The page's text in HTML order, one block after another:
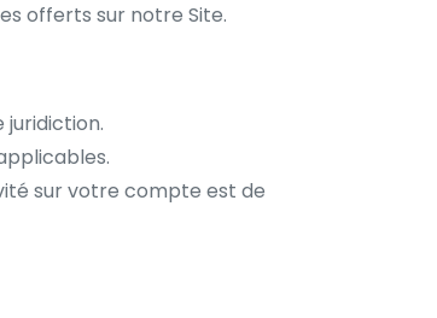
offerts sur notre Site.
juridiction.
sur votre compte est de